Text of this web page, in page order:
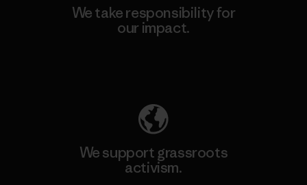
We take responsibility for
our impact.
We support grassroots
activism.